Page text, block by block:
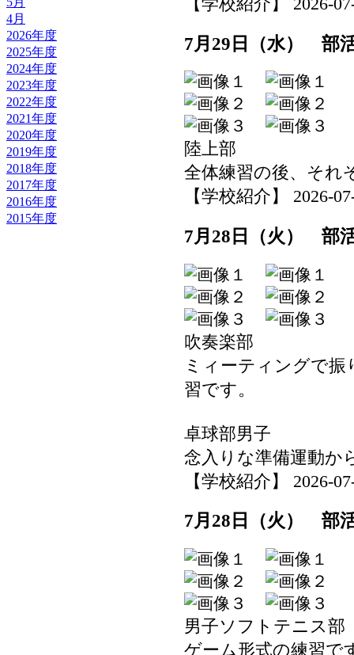
4月
2026年度
2025年度
2024年度
2023年度
2022年度
2021年度
2020年度
2019年度
2018年度
2017年度
2016年度
2015年度
7月29日（水） 部
陸上部
全体練習の後、それ
【学校紹介】 2026-
7月28日（火） 部
吹奏楽部
ミィーティングで
習です。
卓球部男子
念入りな準備運動か
【学校紹介】 2026-
7月28日（火） 部
男子ソフトテニス部
ゲーム形式の練習で